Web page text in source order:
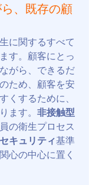
、既存の顧
に関するすべて
す。顧客にとっ
がら、できるだ
ため、顧客を安
くするために、
ます。 非接触型
の衛生プロセス
セキュリティ基準
心の中心に置く